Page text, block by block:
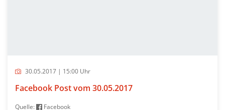
30.05.2017 | 15:00 Uhr
Facebook Post vom 30.05.2017
Quelle: Facebook